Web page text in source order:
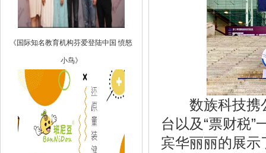
《国际知名教育机构芬爱登陆中国 愤怒
小鸟》
数族科技携公
台以及“票财税
宾华丽丽的展